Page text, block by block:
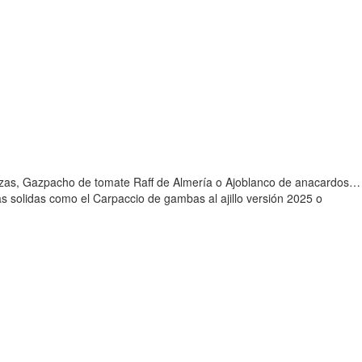
Gazpacho de tomate Raff de Almería o Ajoblanco de anacardos…
como el Carpaccio de gambas al ajillo versión 2025 o